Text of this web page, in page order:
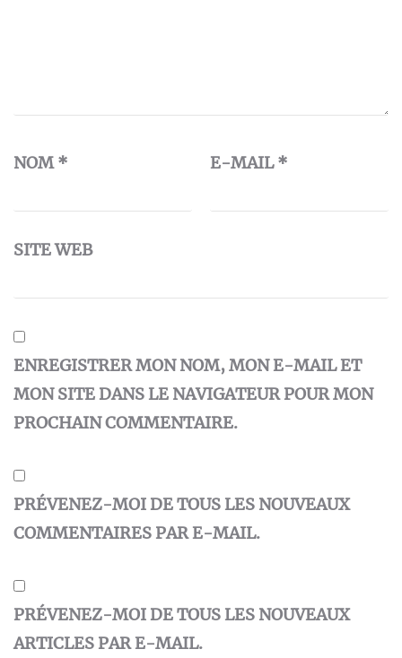
NOM* E-MAIL*
SITE WEB
ENREGISTRER MON NOM, MON E-MAIL ET
MON SITE DANS LE NAVIGATEUR POUR MON
PROCHAIN COMMENTAIRE.
PRÉVENEZ-MOI DE TOUS LES NOUVEAUX
COMMENTAIRES PAR E-MAIL.
PRÉVENEZ-MOI DE TOUS LES NOUVEAUX
ARTICLES PAR E-MAIL.